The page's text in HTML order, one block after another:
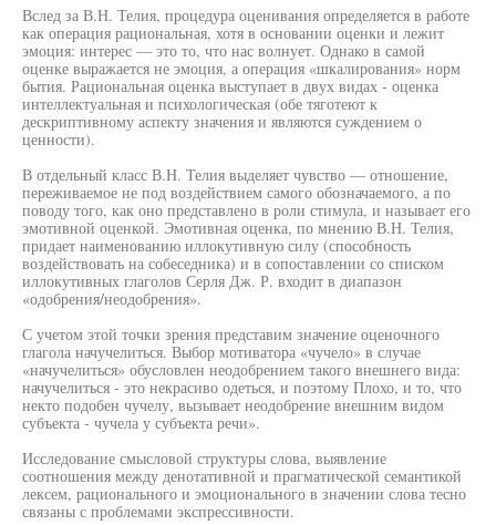
Вслед за В.Н. Телия, процедура оценивания определяется в работе
как операция рациональная, хотя в основании оценки и лежит
эмоция: интерес — это то, что нас волнует. Однако в самой
оценке выражается не эмоция, а операция «шкалирования» норм
бытия. Рациональная оценка выступает в двух видах - оценка
интеллектуальная и психологическая (обе тяготеют к
дескриптивному аспекту значения и являются суждением о
ценности).
В отдельный класс В.Н. Телия выделяет чувство — отношение,
переживаемое не под воздействием самого обозначаемого, а по
поводу того, как оно представлено в роли стимула, и называет его
эмотивной оценкой. Эмотивная оценка, по мнению В.Н. Телия,
придает наименованию иллокутивную силу (способность
воздействовать на собеседника) и в сопоставлении со списком
иллокутивных глаголов Серля Дж. Р. входит в диапазон
«одобрения/неодобрения».
С учетом этой точки зрения представим значение оценочного
глагола начучелиться. Выбор мотиватора «чучело» в случае
«начучелиться» обусловлен неодобрением такого внешнего вида:
начучелиться - это некрасиво одеться, и поэтому Плохо, и то, что
некто подобен чучелу, вызывает неодобрение внешним видом
субъекта - чучела у субъекта речи».
Исследование смысловой структуры слова, выявление
соотношения между денотативной и прагматической семантикой
лексем, рационального и эмоционального в значении слова тесно
связаны с проблемами экспрессивности.